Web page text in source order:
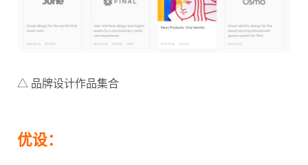
△ 品牌设计作品集合
优设：